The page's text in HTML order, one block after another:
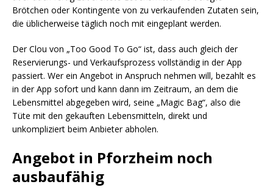
Brötchen oder Kontingente von zu verkaufenden Zutaten sein,
die üblicherweise täglich noch mit eingeplant werden.
Der Clou von „Too Good To Go“ ist, dass auch gleich der
Reservierungs- und Verkaufsprozess vollständig in der App
passiert. Wer ein Angebot in Anspruch nehmen will, bezahlt es
in der App sofort und kann dann im Zeitraum, an dem die
Lebensmittel abgegeben wird, seine „Magic Bag“, also die
Tüte mit den gekauften Lebensmitteln, direkt und
unkompliziert beim Anbieter abholen.
Angebot in Pforzheim noch
ausbaufähig